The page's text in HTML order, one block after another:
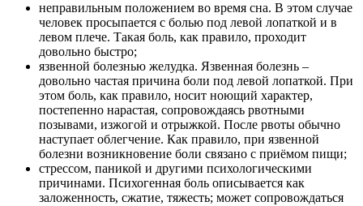
неправильным положением во время сна. В этом случае
человек просыпается с болью под левой лопаткой и в
левом плече. Такая боль, как правило, проходит
довольно быстро;
язвенной болезнью желудка. Язвенная болезнь –
довольно частая причина боли под левой лопаткой. При
этом боль, как правило, носит ноющий характер,
постепенно нарастая, сопровождаясь рвотными
позывами, изжогой и отрыжкой. После рвоты обычно
наступает облегчение. Как правило, при язвенной
болезни возникновение боли связано с приёмом пищи;
стрессом, паникой и другими психологическими
причинами. Психогенная боль описывается как
заложенность, сжатие, тяжесть; может сопровождаться